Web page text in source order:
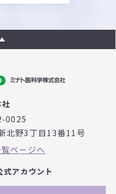
0025
北野3丁目13番11号
ページへ
アカウント